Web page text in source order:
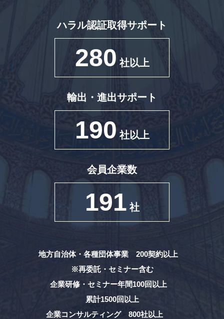
ハラル認証取得サポート
280 社以上
輸出・進出サポート
190 社以上
会員企業数
191 社
地方自治体・各種団体事業 200契約以上
※再委託・セミナー含む
企業研修・セミナー年間100回以上
累計1500回以上
企業コンサルティング 800社以上